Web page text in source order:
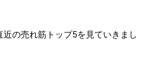
近の売れ筋トップ5を見ていきまし